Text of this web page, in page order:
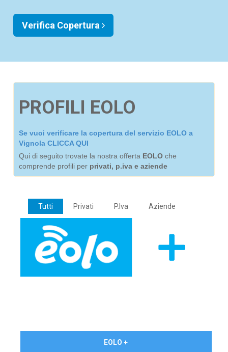
Verifica Copertura
PROFILI EOLO
Se vuoi verificare la copertura del servizio EOLO a
Vignola CLICCA QUI
Qui di seguito trovate la nostra offerta EOLO che
comprende profili per privati, p.iva e aziende
Tutti Privati P.Iva Aziende
EOLO +